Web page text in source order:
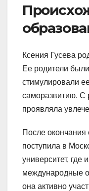
Ксения Гусева
Ее родители
стимулировали
саморазвитию. С
проявляла
После
поступила в
университет, где
международные
она активно